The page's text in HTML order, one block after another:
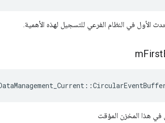
الأول في النظام الفرعي للتسجيل لهذه الأهمية.
mFirst
في هذا المخزن المؤقت